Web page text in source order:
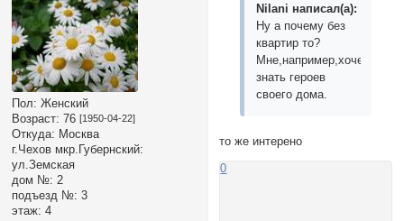
Пол: Женский
Возраст: 76 [1950-04-22]
Откуда: Москва
г.Чехов мкр.Губернский:
ул.Земская
дом №: 2
подъезд №: 3
этаж: 4
Nilani написал(а):
Ну а почему без
квартир то?
Мне,например,хочется
знать героев
своего дома.
то же интерено
0